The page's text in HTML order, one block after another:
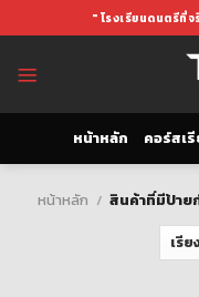
to
" โรงเรียนดนตรีที่จ
หน้าหลัก คอร์สเ
หน้าหลัก / สินค้าที่มีป้ายก